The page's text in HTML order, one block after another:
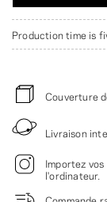
Production time is
Couverture
Livraison
Importez
l'ordinateur.